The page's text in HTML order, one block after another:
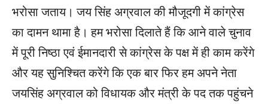
भरोसा जताय। जय सिंह अग्रवाल की मौजूदगी में कांग्रेस
का दामन थामा है। हम भरोसा दिलाते हैं कि आने वाले चुनाव
में पूरी निष्ठा एवं ईमानदारी से कांग्रेस के पक्ष में ही काम करेंगे
और यह सुनिश्चित करेंगे कि एक बार फिर हम अपने नेता
जयसिंह अग्रवाल को विधायक और मंत्री के पद तक पहुंचने